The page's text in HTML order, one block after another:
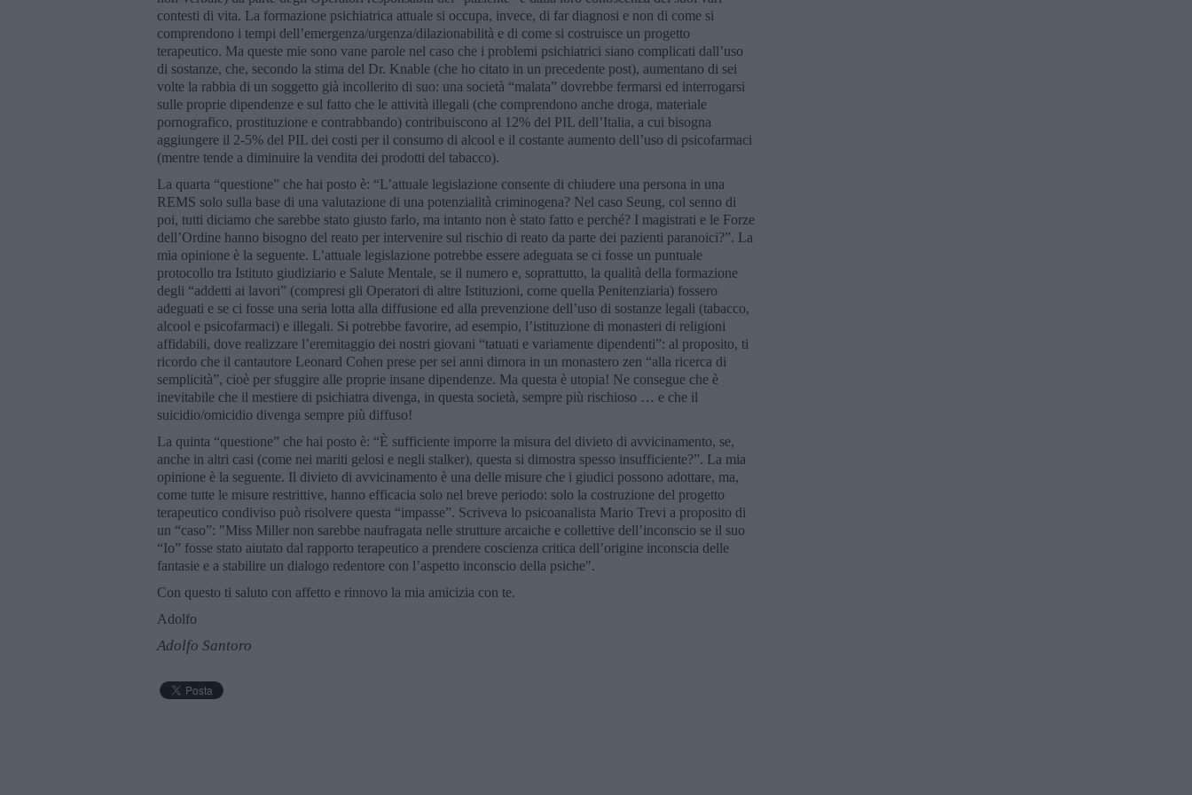
contesti di vita. La formazione psichiatrica attuale si occupa, invece, di far diagnosi e non di come si
comprendono i tempi dell’emergenza/urgenza/dilazionabilità e di come si costruisce un progetto
terapeutico. Ma queste mie sono vane parole nel caso che i problemi psichiatrici siano complicati dall’uso
di sostanze, che, secondo la stima del Dr. Knable (che ho citato in un precedente post), aumentano di sei
volte la rabbia di un soggetto già incollerito di suo: una società “malata” dovrebbe fermarsi ed interrogarsi
sulle proprie dipendenze e sul fatto che le attività illegali (che comprendono anche droga, materiale
pornografico, prostituzione e contrabbando) contribuiscono al 12% del PIL dell’Italia, a cui bisogna
aggiungere il 2-5% del PIL dei costi per il consumo di alcool e il costante aumento dell’uso di psicofarmaci
(mentre tende a diminuire la vendita dei prodotti del tabacco).
La quarta “questione” che hai posto è: “L’attuale legislazione consente di chiudere una persona in una
REMS solo sulla base di una valutazione di una potenzialità criminogena? Nel caso Seung, col senno di
poi, tutti diciamo che sarebbe stato giusto farlo, ma intanto non è stato fatto e perché? I magistrati e le Forze
dell’Ordine hanno bisogno del reato per intervenire sul rischio di reato da parte dei pazienti paranoici?”. La
mia opinione è la seguente. L’attuale legislazione potrebbe essere adeguata se ci fosse un puntuale
protocollo tra Istituto giudiziario e Salute Mentale, se il numero e, soprattutto, la qualità della formazione
degli “addetti ai lavori” (compresi gli Operatori di altre Istituzioni, come quella Penitenziaria) fossero
adeguati e se ci fosse una seria lotta alla diffusione ed alla prevenzione dell’uso di sostanze legali (tabacco,
alcool e psicofarmaci) e illegali. Si potrebbe favorire, ad esempio, l’istituzione di monasteri di religioni
affidabili, dove realizzare l’eremitaggio dei nostri giovani “tatuati e variamente dipendenti”: al proposito, ti
ricordo che il cantautore Leonard Cohen prese per sei anni dimora in un monastero zen “alla ricerca di
semplicità”, cioè per sfuggire alle proprie insane dipendenze. Ma questa è utopia! Ne consegue che è
inevitabile che il mestiere di psichiatra divenga, in questa società, sempre più rischioso … e che il
suicidio/omicidio divenga sempre più diffuso!
La quinta “questione” che hai posto è: “È sufficiente imporre la misura del divieto di avvicinamento, se,
anche in altri casi (come nei mariti gelosi e negli stalker), questa si dimostra spesso insufficiente?”. La mia
opinione è la seguente. Il divieto di avvicinamento è una delle misure che i giudici possono adottare, ma,
come tutte le misure restrittive, hanno efficacia solo nel breve periodo: solo la costruzione del progetto
terapeutico condiviso può risolvere questa “impasse”. Scriveva lo psicoanalista Mario Trevi a proposito di
un “caso”: "Miss Miller non sarebbe naufragata nelle strutture arcaiche e collettive dell’inconscio se il suo
“Io” fosse stato aiutato dal rapporto terapeutico a prendere coscienza critica dell’origine inconscia delle
fantasie e a stabilire un dialogo redentore con l’aspetto inconscio della psiche".
Con questo ti saluto con affetto e rinnovo la mia amicizia con te.
Adolfo
Adolfo Santoro